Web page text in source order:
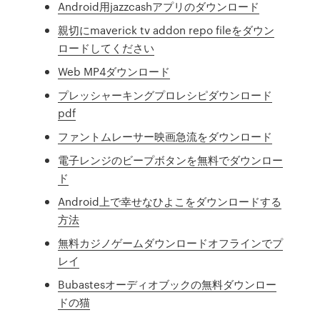
Android用jazzcashアプリのダウンロード
親切にmaverick tv addon repo fileをダウン
ロードしてください
Web MP4ダウンロード
プレッシャーキングプロレシピダウンロード
pdf
ファントムレーサー映画急流をダウンロード
電子レンジのビープボタンを無料でダウンロー
ド
Android上で幸せなひよこをダウンロードする
方法
無料カジノゲームダウンロードオフラインでプ
レイ
Bubastesオーディオブックの無料ダウンロー
ドの猫